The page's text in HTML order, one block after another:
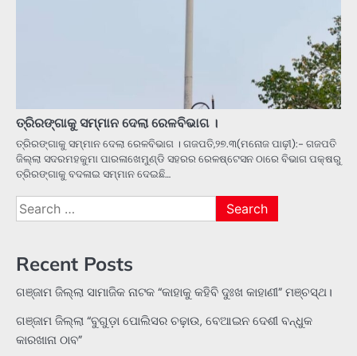
ତ୍ରିରଙ୍ଗାକୁ ସମ୍ମାନ ଦେଲା ରେଳବିଭାଗ ।
ତ୍ରିରଙ୍ଗାକୁ ସମ୍ମାନ ଦେଲା ରେଳବିଭାଗ । ଗଜପତି,୨୭.୩(ମନୋଜ ପାଢ଼ୀ):- ଗଜପତି
ଜିଲ୍ଲା ସଦରମହକୁମା ପାରଳାଖେମୁଣ୍ଡି ସହରର ରେଳଷ୍ଟେସନ ଠାରେ ବିଭାଗ ପକ୍ଷରୁ
ତ୍ରିରଙ୍ଗାକୁ ବଦଳାଇ ସମ୍ମାନ ଦେଇଛି…
Search
for:
Recent Posts
ଗଞ୍ଜାମ ଜିଲ୍ଲା ସାମାଜିକ ନାଟକ “କାହାକୁ କହିବି ଦୁଃଖ କାହାଣୀ” ମଞ୍ଚସ୍ଥ।
ଗଞ୍ଜାମ ଜିଲ୍ଲା “ବୁଗୁଡ଼ା ପୋଲିସର ଚଢ଼ାଉ, ବେଆଇନ ଦେଶୀ ବନ୍ଧୁକ
କାରଖାନା ଠାବ”